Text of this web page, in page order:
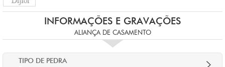
INFORMAÇÕES E GRAVAÇÕES
ALIANÇA DE CASAMENTO
TIPO DE PEDRA